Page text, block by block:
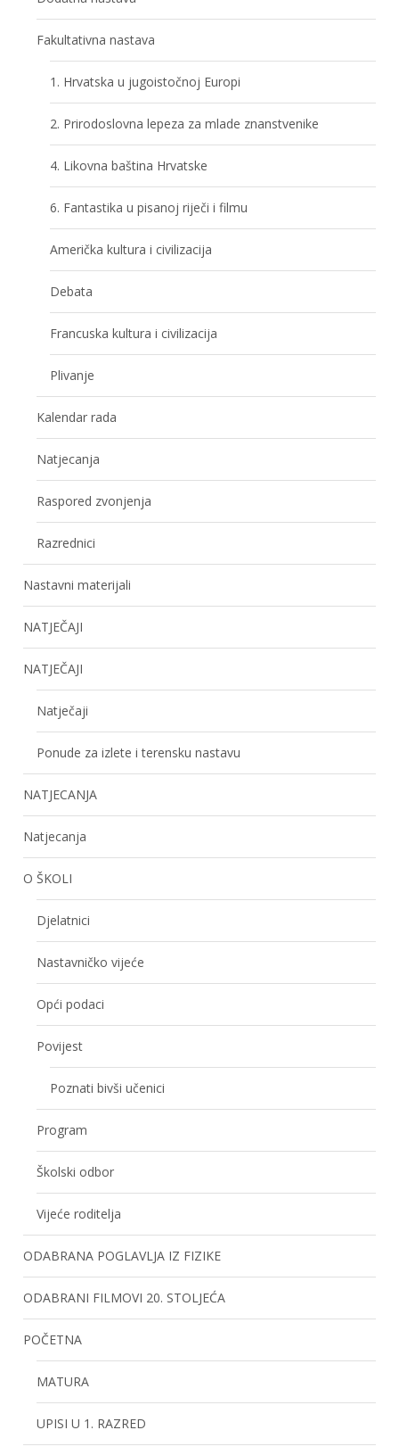
Fakultativna nastava
1. Hrvatska u jugoistočnoj Europi
2. Prirodoslovna lepeza za mlade znanstvenike
4. Likovna baština Hrvatske
6. Fantastika u pisanoj riječi i filmu
Američka kultura i civilizacija
Debata
Francuska kultura i civilizacija
Plivanje
Kalendar rada
Natjecanja
Raspored zvonjenja
Razrednici
Nastavni materijali
NATJEČAJI
NATJEČAJI
Natječaji
Ponude za izlete i terensku nastavu
NATJECANJA
Natjecanja
O ŠKOLI
Djelatnici
Nastavničko vijeće
Opći podaci
Povijest
Poznati bivši učenici
Program
Školski odbor
Vijeće roditelja
ODABRANA POGLAVLJA IZ FIZIKE
ODABRANI FILMOVI 20. STOLJEĆA
POČETNA
MATURA
UPISI U 1. RAZRED